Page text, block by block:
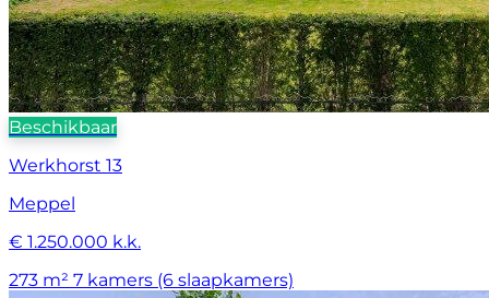
Beschikbaar
Werkhorst 13
Meppel
€ 1.250.000 k.k.
273 m² 7 kamers (6 slaapkamers)